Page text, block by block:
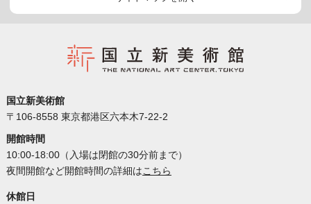
国立新美術館
〒106-8558 東京都港区六本木7-22-2
開館時間
10:00-18:00（入場は閉館の30分前まで）
夜間開館など開館時間の詳細はこちら
休館日